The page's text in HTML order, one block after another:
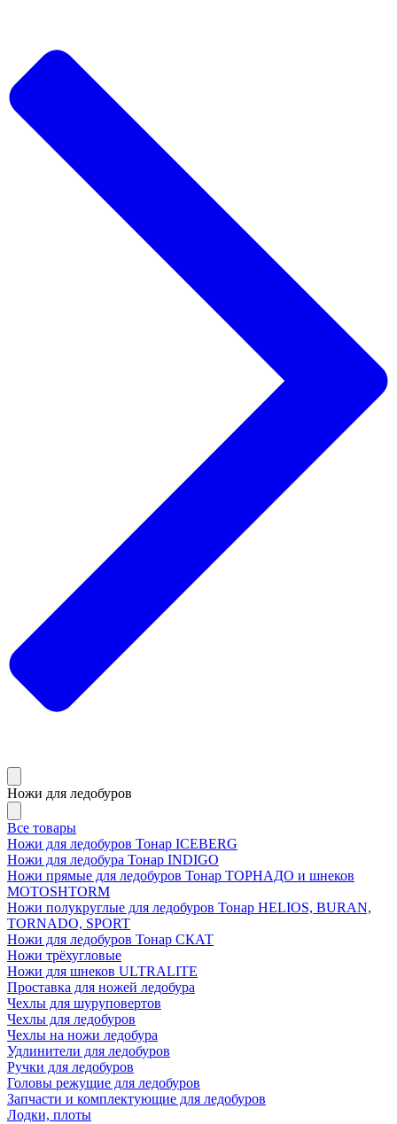
Ножи для ледобуров
Все товары
Ножи для ледобуров Тонар ICEBERG
Ножи для ледобура Тонар INDIGO
Ножи прямые для ледобуров Тонар ТОРНАДО и шнеков
MOTOSHTORM
Ножи полукруглые для ледобуров Тонар HELIOS, BURAN,
TORNADO, SPORT
Ножи для ледобуров Тонар СКАТ
Ножи трёхугловые
Ножи для шнеков ULTRALITE
Проставка для ножей ледобура
Чехлы для шуруповертов
Чехлы для ледобуров
Чехлы на ножи ледобура
Удлинители для ледобуров
Ручки для ледобуров
Головы режущие для ледобуров
Запчасти и комплектующие для ледобуров
Лодки, плоты